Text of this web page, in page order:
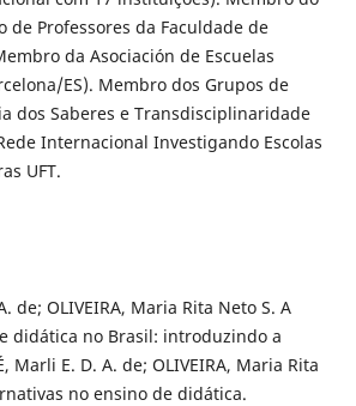
de Professores da Faculdade de
da Asociación de Escuelas
ES). Membro dos Grupos de
dos Saberes e Transdisciplinaridade
Internacional Investigando Escolas
UFT.
de; OLIVEIRA, Maria Rita Neto S. A
didática no Brasil: introduzindo a
Marli E. D. A. de; OLIVEIRA, Maria Rita
no ensino de didática.